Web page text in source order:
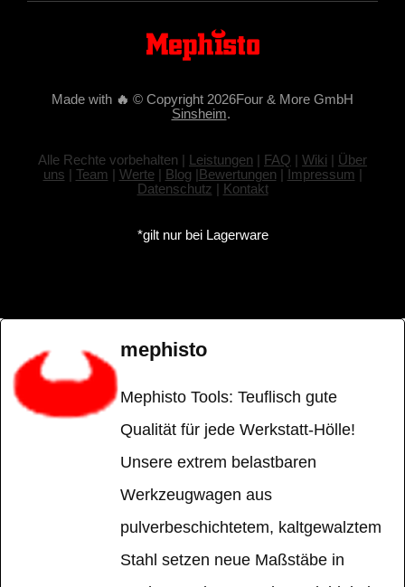
Made with 🔥 © Copyright 2026Four & More GmbH
Sinsheim.
Alle Rechte vorbehalten | Leistungen | FAQ | Wiki | Über
uns | Team | Werte| Blog |Bewertungen | Impressum |
Datenschutz | Kontakt
*gilt nur bei Lagerware
mephisto
Mephisto Tools: Teuflisch gute
Qualität für jede Werkstatt-Hölle!
Unsere extrem belastbaren
Werkzeugwagen aus
pulverbeschichtetem, kaltgewalztem
Stahl setzen neue Maßstäbe in